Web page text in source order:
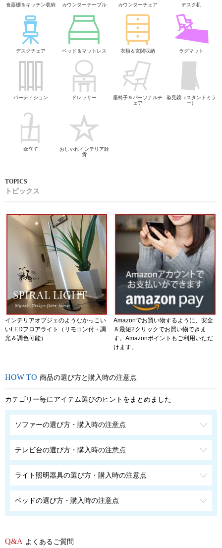
食器棚＆キッチン収納 カウンターテーブル カウンターチェア デスク机
デスクチェア ベッド＆マットレス 衣類＆玄関収納 ラグマット
パーティション ドレッサー
座椅子＆パーソナルチ
ェア
姿見鏡（スタンドミラ
ー）
傘立て
おしゃれインテリア雑
貨
トピックス
インテリアオブジェのようなかっこい
いLEDフロアライト（リモコン付・調
光＆調色可能）
Amazonでお買い物するように、安全
＆最短2クリックでお買い物できま
す。Amazonポイントもご利用いただ
けます。
商品の選び方と購入時の注意点
カテゴリー毎にアイテム選びのヒントをまとめました
ソファーの選び方・購入時の注意点
テレビ台の選び方・購入時の注意点
ライト照明器具の選び方・購入時の注意点
ベッドの選び方・購入時の注意点
よくあるご質問